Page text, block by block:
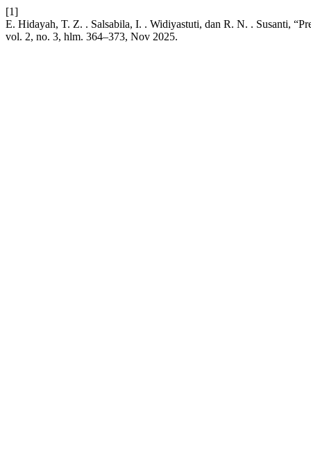
[1]
E. Hidayah, T. Z. . Salsabila, I. . Widiyastuti, dan R. N. . Susanti,
vol. 2, no. 3, hlm. 364–373, Nov 2025.